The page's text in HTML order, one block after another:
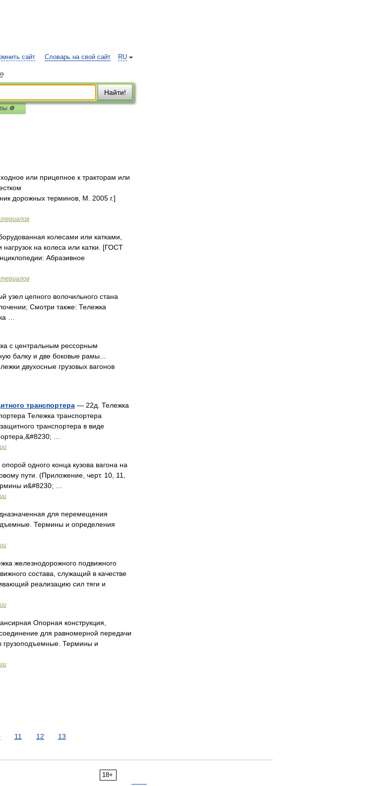
RU
сайт Словарь на свой сайт
Найти!
⚽
или прицепное к тракторам или
дорожных терминов, М. 2005 г.]
колесами или катками,
на колеса или катки. [ГОСТ
Абразивное
цепного волочильного стана
Смотри также: Тележка
…
с центральным рессорным
балку и две боковые рамы...
двухосные грузовых вагонов
транспортера — 22д. Тележка
Тележка транспортера
транспортера в виде
…
одного конца кузова вагона на
пути. (Приложение, черт. 10, 11,
и&#8230; …
для перемещения
Термины и определения
железнодорожного подвижного
состава, служащий в качестве
реализацию сил тяги и
Опорная конструкция,
для равномерной передачи
грузоподъемные. Термины и
11 12 13
18+